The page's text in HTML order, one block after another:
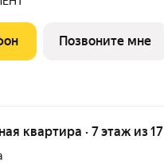
Позвоните мне
квартира · 7 этаж из 17